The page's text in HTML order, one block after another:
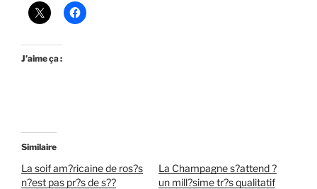
J’aime ça :
Similaire
La soif am?ricaine de ros?s
n?est pas pr?s de s??
La Champagne s?attend ?
un mill?sime tr?s qualitatif